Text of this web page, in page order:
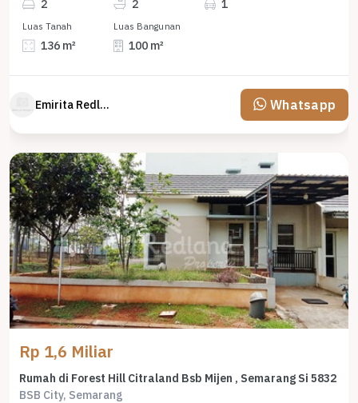
2 2 1
Luas Tanah
136 m²
Luas Bangunan
100 m²
Emirita Redland Whatsapp
Rp 1,6 Miliar
Rumah di Forest Hill Citraland Bsb Mijen , Semarang Si 5832
BSB City, Semarang